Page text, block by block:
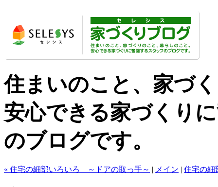
住まいのこと、家づ
安心できる家づくり
のブログです。
« 住宅の細部いろいろ ～ドアの取っ手～ | メイン | 住宅の